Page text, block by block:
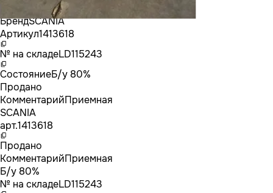
БрендSCANIA
Артикул1413618
№ на складеLD115243
СостояниеБ/у 80%
Продано
КомментарийПриемная
SCANIA
арт.1413618
Продано
КомментарийПриемная
Б/у 80%
№ на складеLD115243